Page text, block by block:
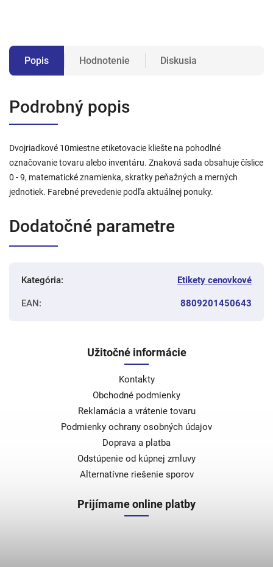
Popis Hodnotenie Diskusia
Podrobný popis
Dvojriadkové 10miestne etiketovacie kliešte na pohodlné
označovanie tovaru alebo inventáru. Znaková sada obsahuje číslice
0 - 9, matematické znamienka, skratky peňažných a merných
jednotiek. Farebné prevedenie podľa aktuálnej ponuky.
Dodatočné parametre
Kategória: Etikety cenovkové
EAN: 8809201450643
Užitočné informácie
Kontakty
Obchodné podmienky
Reklamácia a vrátenie tovaru
Podmienky ochrany osobných údajov
Doprava a platba
Odstúpenie od kúpnej zmluvy
Alternatívne riešenie sporov
Prijímame online platby